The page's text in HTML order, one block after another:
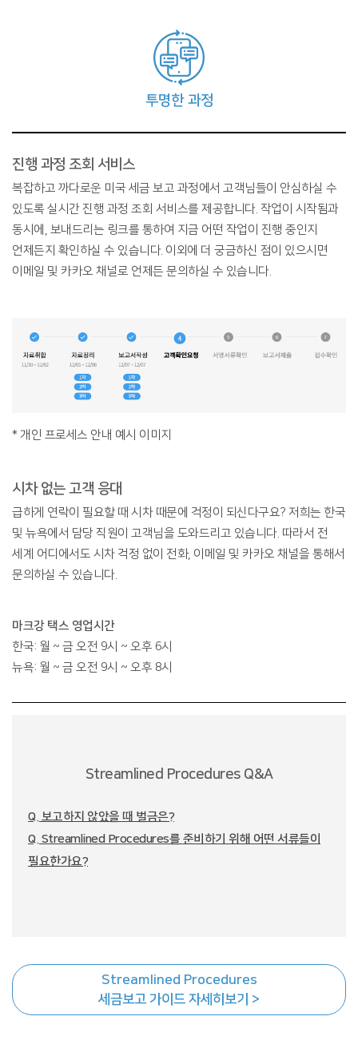
투명한 과정
진행 과정 조회 서비스
복잡하고 까다로운 미국 세금 보고 과정에서 고객님들이 안심하실 수
있도록 실시간 진행 과정 조회 서비스를 제공합니다. 작업이 시작됨과
동시에, 보내드리는 링크를 통하여 지금 어떤 작업이 진행 중인지
언제든지 확인하실 수 있습니다. 이외에 더 궁금하신 점이 있으시면
이메일 및 카카오 채널로 언제든 문의하실 수 있습니다.
* 개인 프로세스 안내 예시 이미지
시차 없는 고객 응대
급하게 연락이 필요할 때 시차 때문에 걱정이 되신다구요? 저희는 한국
및 뉴욕에서 담당 직원이 고객님을 도와드리고 있습니다. 따라서 전
세계 어디에서도 시차 걱정 없이 전화, 이메일 및 카카오 채널을 통해서
문의하실 수 있습니다.
마크강 택스 영업시간
한국: 월 ~ 금 오전 9시 ~ 오후 6시
뉴욕: 월 ~ 금 오전 9시 ~ 오후 8시
Streamlined Procedures Q&A
Q. 보고하지 않았을 때 벌금은?
Q. Streamlined Procedures를 준비하기 위해 어떤 서류들이
필요한가요?
Streamlined Procedures
세금보고 가이드 자세히보기 >